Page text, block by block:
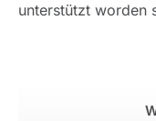
unterstützt worden